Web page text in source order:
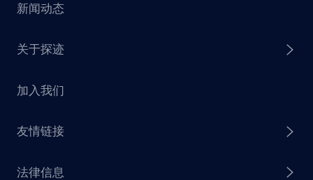
探迹 AI 触达
探迹 AI CRM
赋能计划
销售干货
探迹大数据研究院
新闻动态
关于探迹
企业介绍
联系我们
加入我们
友情链接
法律信息